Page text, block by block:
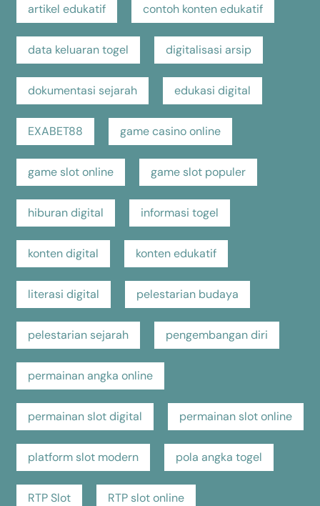
artikel edukatif contoh konten edukatif
data keluaran togel digitalisasi arsip
dokumentasi sejarah edukasi digital
EXABET88 game casino online
game slot online game slot populer
hiburan digital informasi togel
konten digital konten edukatif
literasi digital pelestarian budaya
pelestarian sejarah pengembangan diri
permainan angka online
permainan slot digital permainan slot online
platform slot modern pola angka togel
RTP Slot RTP slot online